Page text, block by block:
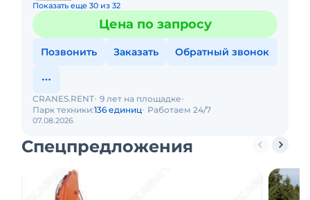
Показать еще 30 из 32
Цена по запросу
Позвонить Заказать Обратный звонок
07.08.2026
CRANES.RENT 9 лет на площадке
Парк техники:136 единиц Работаем 24/7
Спецпредложения